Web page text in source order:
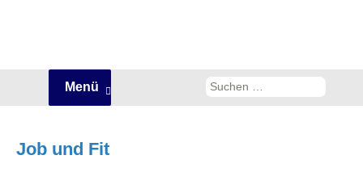
Menü
springen
Suchen
Job und Fit